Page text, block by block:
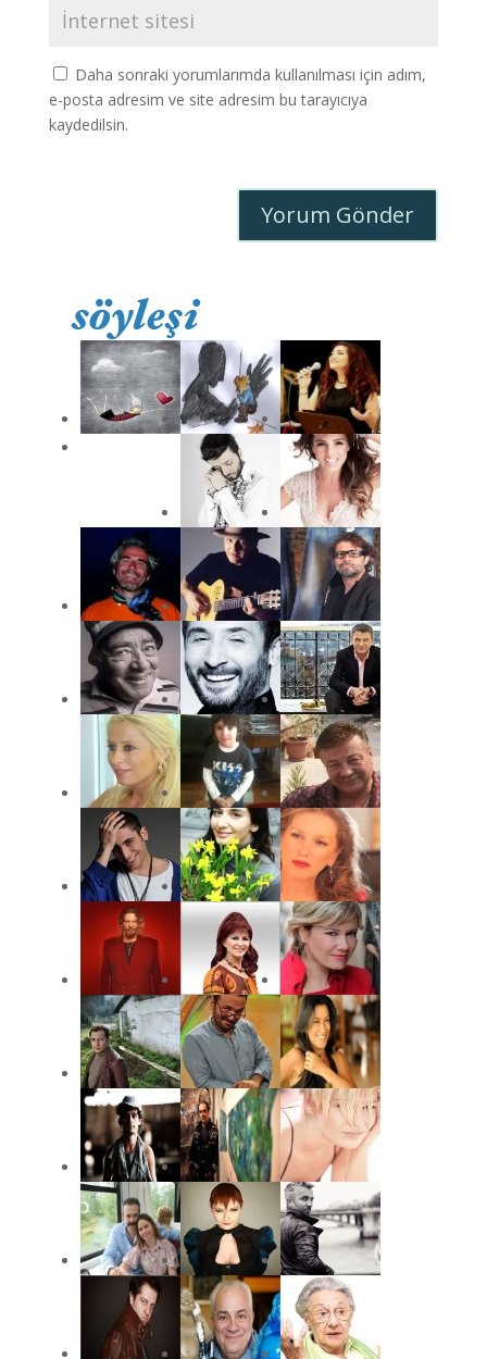
Daha sonraki yorumlarımda kullanılması için adım,
e-posta adresim ve site adresim bu tarayıcıya
kaydedilsin.